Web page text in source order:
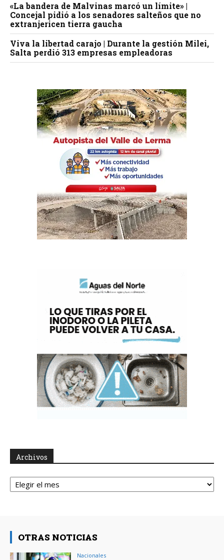
«La bandera de Malvinas marcó un límite» |
Concejal pidió a los senadores salteños que no
extranjericen tierra gaucha
Viva la libertad carajo | Durante la gestión Milei,
Salta perdió 313 empresas empleadoras
Archivos
Archivos
OTRAS NOTICIAS
Nacionales